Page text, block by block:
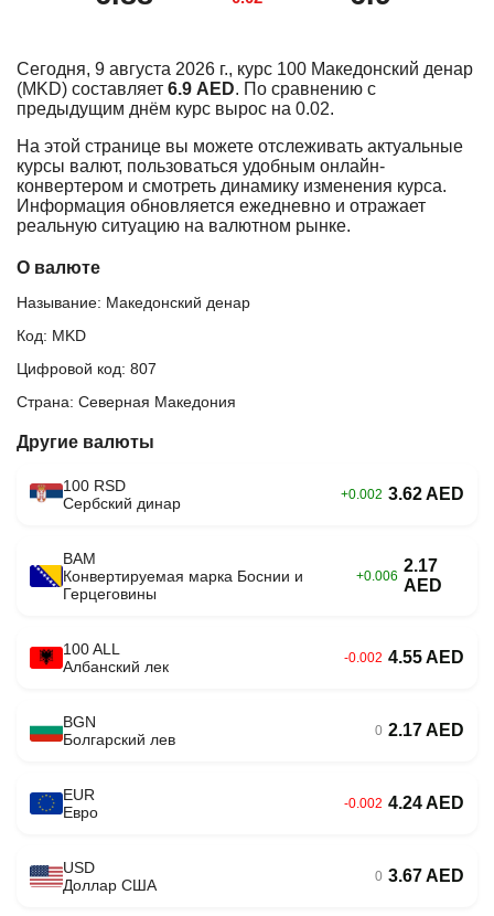
Сегодня, 9 августа 2026 г., курс 100 Македонский денар
(MKD) составляет 6.9 AED. По сравнению с
предыдущим днём курс вырос на 0.02.
На этой странице вы можете отслеживать актуальные
курсы валют, пользоваться удобным онлайн-
конвертером и смотреть динамику изменения курса.
Информация обновляется ежедневно и отражает
реальную ситуацию на валютном рынке.
О валюте
Называние: Македонский денар
Код: MKD
Цифровой код: 807
Страна: Северная Македония
Другие валюты
100 RSD
Сербский динар
+0.002 3.62 AED
BAM
Конвертируемая марка Боснии и
Герцеговины
+0.006
2.17
AED
100 ALL
Албанский лек
-0.002 4.55 AED
BGN
Болгарский лев
0 2.17 AED
EUR
Евро
-0.002 4.24 AED
USD
Доллар США
0 3.67 AED